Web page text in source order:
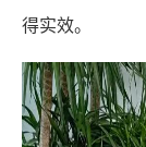
得实效。